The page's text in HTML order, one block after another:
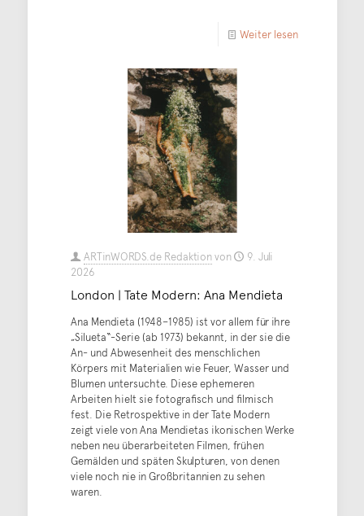
Weiter lesen
ARTinWORDS.de Redaktionvon
9. Juli
2026
London | Tate Modern: Ana Mendieta
Ana Mendieta (1948–1985) ist vor allem für ihre
„Silueta“-Serie (ab 1973) bekannt, in der sie die
An- und Abwesenheit des menschlichen
Körpers mit Materialien wie Feuer, Wasser und
Blumen untersuchte. Diese ephemeren
Arbeiten hielt sie fotografisch und filmisch
fest. Die Retrospektive in der Tate Modern
zeigt viele von Ana Mendietas ikonischen Werke
neben neu überarbeiteten Filmen, frühen
Gemälden und späten Skulpturen, von denen
viele noch nie in Großbritannien zu sehen
waren.